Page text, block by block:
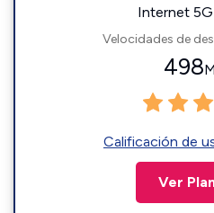
Internet
Velocidades de
498
Calificación de
Ver